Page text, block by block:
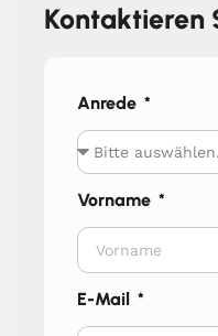
Kontaktieren
Anrede
Vorname
E-Mail